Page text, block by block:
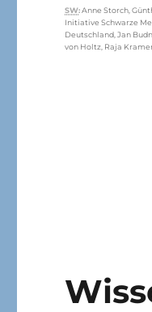
Schlagwörter
SW:Anne Storch ,
Initiative Schwarze
Deutschland ,Jan
von Holtz Raja